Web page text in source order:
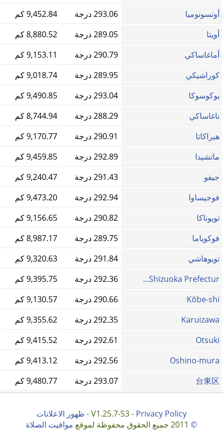
أوتسونوميا
293.06 درجة
9,452.84 كم
أويتا
289.05 درجة
8,880.52 كم
أماغاساكي
290.79 درجة
9,153.11 كم
كوراشيكي
289.95 درجة
9,018.74 كم
يوكوسوكا
293.04 درجة
9,490.85 كم
ناغاساكي
288.29 درجة
8,744.94 كم
هيراكاتا
290.91 درجة
9,170.77 كم
ماتشيدا
292.89 درجة
9,459.85 كم
جيفو
291.43 درجة
9,240.47 كم
فوجيساوا
292.94 درجة
9,473.20 كم
تويوناكا
290.82 درجة
9,156.65 كم
فوکویاما
289.75 درجة
8,987.17 كم
تويوهاشي
291.84 درجة
9,320.63 كم
Shizuoka Prefectur...
292.36 درجة
9,395.75 كم
Kōbe-shi
290.66 درجة
9,130.57 كم
Karuizawa
292.35 درجة
9,355.62 كم
Otsuki
292.61 درجة
9,415.52 كم
Oshino-mura
292.56 درجة
9,413.12 كم
台東区
293.07 درجة 9,480.77 كم
V1.25.7-S3 - Privacy Policy
- ظهور الاعلانات
©
مواقيت الصلاة